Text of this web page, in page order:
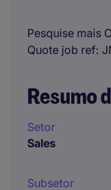
Pesquise mais
Quote job ref
Resumo
Setor
Sales
Subsetor